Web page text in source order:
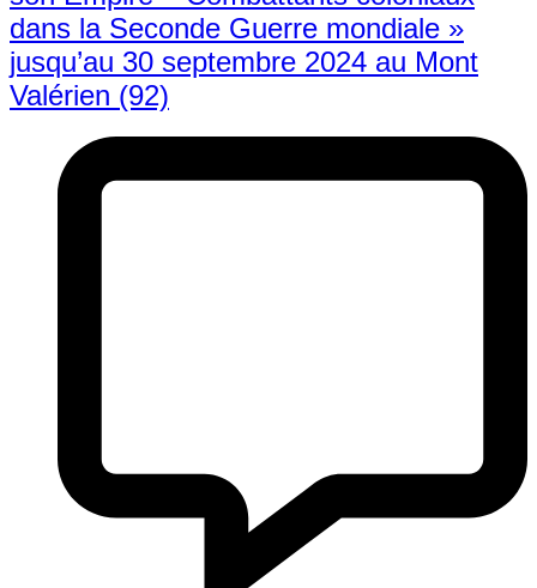
dans la Seconde Guerre mondiale »
jusqu’au 30 septembre 2024 au Mont
Valérien (92)